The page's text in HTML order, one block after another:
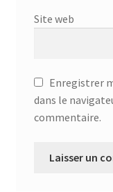
Site web
Enregistrer
dans le
commentaire.